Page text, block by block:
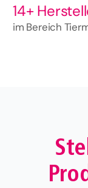
14+
im Bereich